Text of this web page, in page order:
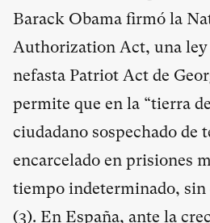
Barack Obama firmó la
Authorization Act, una ley
nefasta Patriot Act de
permite que en la “tierra
ciudadano sospechado de
encarcelado en prisiones
tiempo indeterminado, sin
(3). En España, ante la